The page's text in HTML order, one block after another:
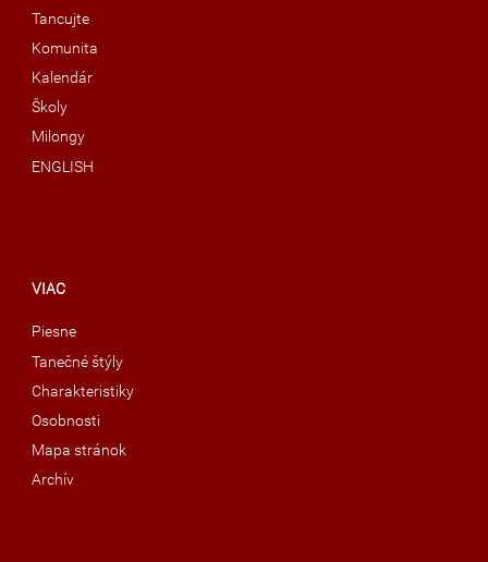
Tancujte
Komunita
Kalendár
Školy
Milongy
ENGLISH
VIAC
Piesne
Tanečné štýly
Charakteristiky
Osobnosti
Mapa stránok
Archív